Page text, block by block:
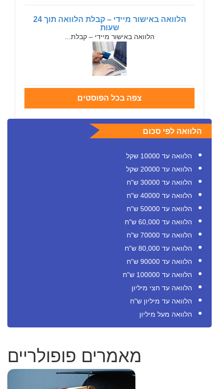
הלוואה באישור מיידי – קבלת הלוואה תוך 24
שעות
הלוואה באישור מיידי – קבלת...
צפה בכל הפוסטים
הלוואה לפי סכום
הלוואה עד 10000 שקל
הלוואה עד 20000 שקל
הלוואה עד 30000 ש"ח
הלוואה עד 40000 ש"ח
הלוואה עד 50000 ש"ח
הלוואה עד 60,000 ש"ח
הלוואה עד 70000 ש"ח
הלוואה עד 80,000 ש"ח
הלוואה עד 90000 ש"ח
הלוואה עד 100000 ש"ח
הלוואה עד חצי מיליון
הלוואה עד מיליון ש"ח
הלוואה מעל מיליון
מאמרים פופולריים